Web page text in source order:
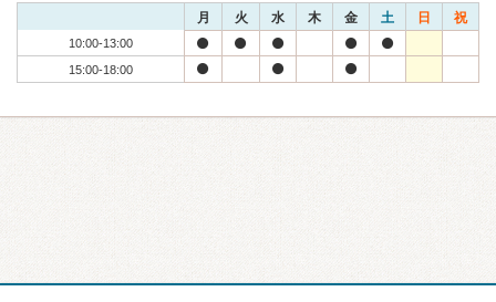
月 火 水 木 金 土 日 祝
10:00-13:00
15:00-18:00